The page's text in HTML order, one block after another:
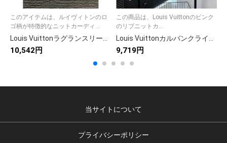
このアイテムは、ルイヴィトンのロ
ゴ柄が特徴的なニットカーディ...
Louis Vuittonラグランスリーブのルイヴィトン ファー素材 フルジップカーディガン 2色展開
10,542円
この商品は、Louis Vuittonのピンク
のリブニットカ...
Louis Vuittonカルバンクライン レディースニットカーデ 2色入 おしゃれ 秋冬 新作
9,719円
当サイトについて
プライバシーポリシー